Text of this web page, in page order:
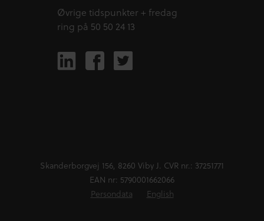
Øvrige tidspunkter + fredag
ring på 50 50 24 13
Skanderborgvej 156, 8260 Viby J. CVR nr.: 37251771
EAN nr: 5790001662066
Persondata
English